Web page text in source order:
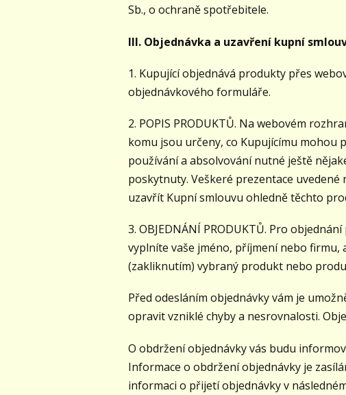
Sb., o ochraně spotřebitele.
III. Objednávka a uzavření kupní
1. Kupující objednává produkty přes
objednávkového formuláře.
2. POPIS PRODUKTŮ. Na webovém
komu jsou určeny, co Kupujícímu mohou
používání a absolvování nutné ještě
poskytnuty. Veškeré prezentace
uzavřít Kupní smlouvu ohledně těchto
3. OBJEDNÁNÍ PRODUKTŮ. Pro
vyplníte vaše jméno, příjmení nebo firmu,
(zakliknutím) vybraný produkt nebo
Před odesláním objednávky vám je
opravit vzniklé chyby a nesrovnalosti.
O obdržení objednávky vás budu
Informace o obdržení objednávky je
informaci o přijetí objednávky v